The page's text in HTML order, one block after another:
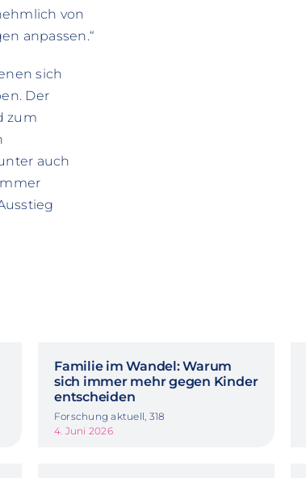
von
anpassen.“
sich
Der
zum
auch
Familie im Wandel: Warum
sich immer mehr gegen Kinder
entscheiden
Forschung aktuell, 318
4. Juni 2026